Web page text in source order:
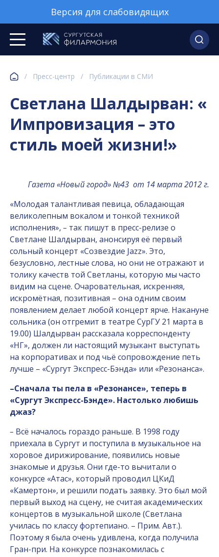
Версия для слабовидящих
/ Пресс-центр / Публикации в СМИ
Светлана Шалдырван: «
Импровизация – это
стиль моей жизни!»
Газета «Новый город» №43 от 14 марта 2012 г.
«Молодая талантливая певица, обладающая
великолепным вокалом и тонкой техникой
исполнения», – так пишут в пресс-релизе о
Светлане Шалдырван, анонсируя её первый
сольный концерт «Созвездие Jazz». Это,
безусловно, лестные слова, но они не отражают и
толику качеств той Светланы, которую мы часто
видим на сцене. Очаровательная, искренняя,
искромётная, позитивная – она одним своим
появлением делает любой концерт ярче. Накануне
сольника (он отгремит в театре СурГУ 21 марта в
19.00) Шалдырван рассказала корреспонденту
«НГ», должен ли настоящий музыкант выступать
на корпоративах и под чьё сопровождение петь
лучше – «Сургут Экспресс-Бэнда» или «Резонанса».
–Сначала ты пела в «Резонансе», теперь в
«Сургут Экспресс-Бэнде». Настолько любишь
джаз?
– Всё началось гораздо раньше. В 1998 году
приехала в Сургут и поступила в музыкальное на
хоровое дирижирование, появились новые
знакомые и друзья. Они где-то вычитали о
конкурсе «Атас», который проводил ЦКиД
«Камертон», и решили подать заявку. Это был мой
первый выход на сцену, не считая академических
концертов в музыкальной школе (Светлана
училась по классу фортепиано. – Прим. Авт.).
Поэтому я была очень удивлена, когда получила
Гран-при. На конкурсе познакомилась с